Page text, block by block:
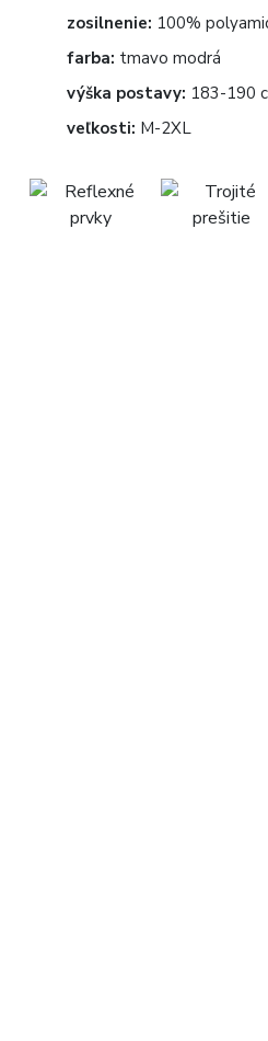
zosilnenie: 100%
farba: tmavo modrá
výška postavy: 183-190
veľkosti: M-2XL